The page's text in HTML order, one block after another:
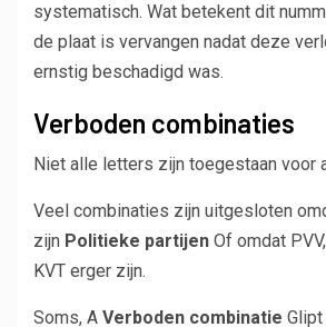
systematisch. Wat betekent dit
de plaat is vervangen nadat deze
ernstig beschadigd was.
Verboden combinaties
Niet alle letters zijn toegestaan ​​voor
Veel combinaties zijn uitgesloten
zijn Politieke partijen Of omdat
KVT erger zijn.
Soms, A Verboden combinatie